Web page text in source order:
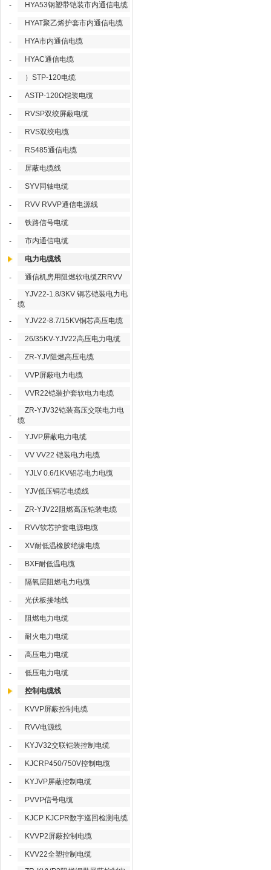
- HYA53钢塑带铠装市内通信电缆
- HYAT聚乙烯护套市内通信电缆
- HYA市内通信电缆
- HYAC通信电缆
- ）STP-120电缆
- ASTP-120Ω铠装电缆
- RVSP双绞屏蔽电缆
- RVS双绞电缆
- RS485通信电缆
- 屏蔽电缆线
- SYV同轴电缆
- RVV RVVP通信电源线
- 铁路信号电缆
- 市内通信电缆
电力电缆线
- 通信机房用阻燃软电缆ZRRVV
-
YJV22-1.8/3KV 铜芯铠装电力电
缆
-
YJV22-8.7/15KV铜芯高压电缆
- 26/35KV-YJV22高压电力电缆
- ZR-YJV阻燃高压电缆
- VVP屏蔽电力电缆
- VVR22铠装护套软电力电缆
-
ZR-YJV32铠装高压交联电力电
缆
-
YJVP屏蔽电力电缆
- VV VV22 铠装电力电缆
- YJLV 0.6/1KV铝芯电力电缆
- YJV低压铜芯电缆线
- ZR-YJV22阻燃高压铠装电缆
- RVV软芯护套电源电缆
- XV耐低温橡胶绝缘电缆
- BXF耐低温电缆
- 隔氧层阻燃电力电缆
- 光伏板接地线
- 阻燃电力电缆
- 耐火电力电缆
- 高压电力电缆
- 低压电力电缆
控制电缆线
- KVVP屏蔽控制电缆
- RVV电源线
- KYJV32交联铠装控制电缆
- KJCRP450/750V控制电缆
- KYJVP屏蔽控制电缆
- PVVP信号电缆
- KJCP KJCPR数字巡回检测电缆
- KVVP2屏蔽控制电缆
-
KVV22全塑控制电缆